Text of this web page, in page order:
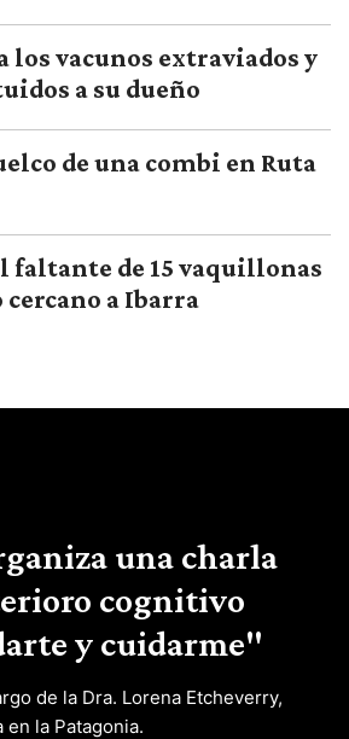
los vacunos extraviados y
a su dueño
de una combi en Ruta
faltante de 15 vaquillonas
cercano a Ibarra
una charla
cognitivo
y cuidarme"
de la Dra. Lorena Etcheverry,
la Patagonia.